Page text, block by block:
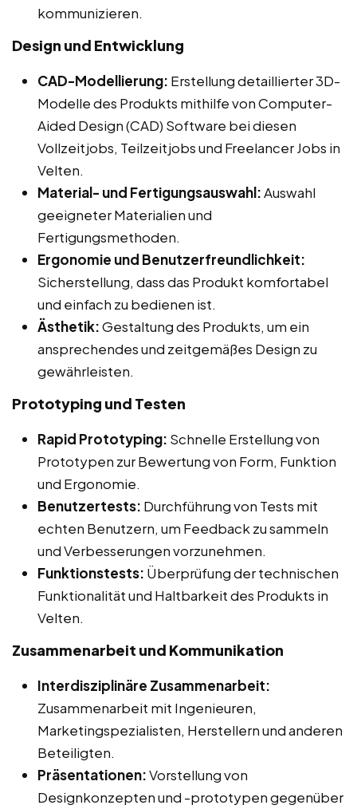
kommunizieren.
Design und Entwicklung
CAD-Modellierung: Erstellung detaillierter 3D-
Modelle des Produkts mithilfe von Computer-
Aided Design (CAD) Software bei diesen
Vollzeitjobs, Teilzeitjobs und Freelancer Jobs in
Velten.
Material- und Fertigungsauswahl:Auswahl
geeigneter Materialien und
Fertigungsmethoden.
Ergonomie und Benutzerfreundlichkeit:
Sicherstellung, dass das Produkt komfortabel
und einfach zu bedienen ist.
Ästhetik:Gestaltung des Produkts, um ein
ansprechendes und zeitgemäßes Design zu
gewährleisten.
Prototyping und Testen
Rapid Prototyping: Schnelle Erstellung von
Prototypen zur Bewertung von Form, Funktion
und Ergonomie.
Benutzertests: Durchführung von Tests mit
echten Benutzern, um Feedback zu sammeln
und Verbesserungen vorzunehmen.
Funktionstests: Überprüfung der technischen
Funktionalität und Haltbarkeit des Produkts in
Velten.
Zusammenarbeit und Kommunikation
Interdisziplinäre Zusammenarbeit:
Zusammenarbeit mit Ingenieuren,
Marketingspezialisten, Herstellern und anderen
Beteiligten.
Präsentationen:Vorstellung von
Designkonzepten und -prototypen gegenüber